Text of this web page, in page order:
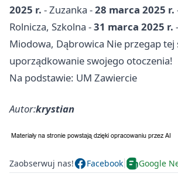
2025 r. - Zuzanka -28 marca 2025 r.
Rolnicza, Szkolna -31 marca 2025 r.
Miodowa, Dąbrowica Nie przegap tej
uporządkowanie swojego otoczenia!
Na podstawie: UM Zawiercie
Autor:krystian
Zaobserwuj nas! Facebook Google